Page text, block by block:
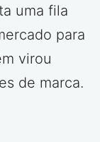
uma fila
para
virou
de marca.